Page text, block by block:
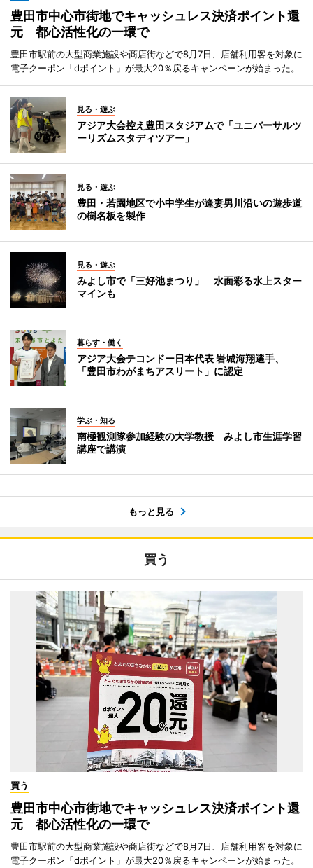
豊田市中心市街地でキャッシュレス決済ポイント還
元 都心活性化の一環で
豊田市駅前の大型商業施設や商店街などで8月7日、店舗利用客を対象に
電子クーポン「dポイント」が最大20％戻るキャンペーンが始まった。
見る・遊ぶ
アジア大会控え豊田スタジアムで「ユニバーサルツ
ーリズムスタディツアー」
見る・遊ぶ
豊田・若園地区で小中学生が逢妻男川沿いの遊歩道
の樹名板を製作
見る・遊ぶ
みよし市で「三好池まつり」 水面彩る水上スター
マインも
暮らす・働く
アジア大会テコンドー日本代表 岩城海翔選手、
「豊田市わがまちアスリート」に認定
学ぶ・知る
南極観測隊参加経験の大学教授 みよし市生涯学習
講座で講演
もっと見る
買う
買う
豊田市中心市街地でキャッシュレス決済ポイント還
元 都心活性化の一環で
豊田市駅前の大型商業施設や商店街などで8月7日、店舗利用客を対象に
電子クーポン「dポイント」が最大20％戻るキャンペーンが始まった。